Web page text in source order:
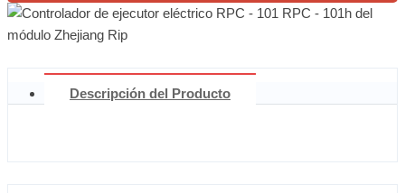
Descripción del Producto